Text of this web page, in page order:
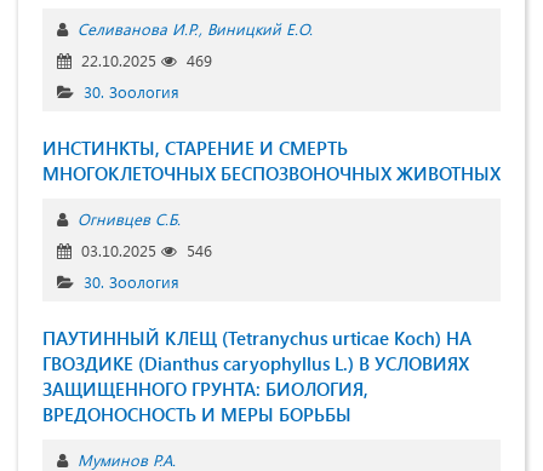
Селиванова И.Р. Виницкий Е.О.
22.10.2025
469
30. Зоология
ИНСТИНКТЫ, СТАРЕНИЕ И СМЕРТЬ
МНОГОКЛЕТОЧНЫХ БЕСПОЗВОНОЧНЫХ ЖИВОТНЫХ
Огнивцев С.Б.
03.10.2025
546
30. Зоология
ПАУТИННЫЙ КЛЕЩ (Tetranychus urticae Koch) НА
ГВОЗДИКЕ (Dianthus caryophyllus L.) В УСЛОВИЯХ
ЗАЩИЩЕННОГО ГРУНТА: БИОЛОГИЯ,
ВРЕДОНОСНОСТЬ И МЕРЫ БОРЬБЫ
Муминов Р.А.